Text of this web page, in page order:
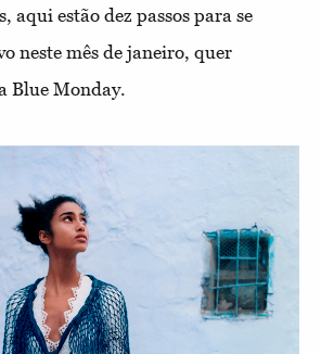
aqui estão dez passos para se
neste mês de janeiro, quer
Blue Monday.